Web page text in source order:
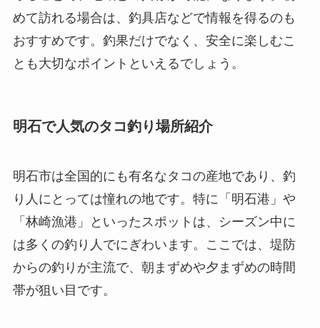
めて訪れる場合は、釣具店などで情報を得るのも
おすすめです。釣果だけでなく、安全に楽しむこ
とも大切なポイントといえるでしょう。
明石で人気のタコ釣り場所紹介
明石市は全国的にも有名なタコの産地であり、釣
り人にとっては憧れの地です。特に「明石港」や
「林崎漁港」といったスポットは、シーズン中に
は多くの釣り人でにぎわいます。ここでは、堤防
からの釣りが主流で、朝まずめや夕まずめの時間
帯が狙い目です。